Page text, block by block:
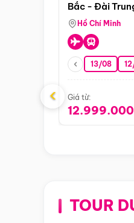
Bắc - Đài
Hùng ( Bay Vn)
Hồ Chí Minh
13/08
Giá từ:
‹
TOUR